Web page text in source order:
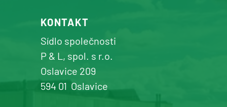
KONTAKT
Sídlo společnosti
P & L, spol. s r.o.
Oslavice 209
594 01 Oslavice